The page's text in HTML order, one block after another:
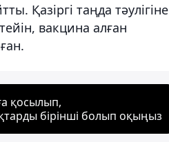
Қазіргі таңда тәулігіне
вакцина алған
қосылып,
бірінші болып оқыңыз